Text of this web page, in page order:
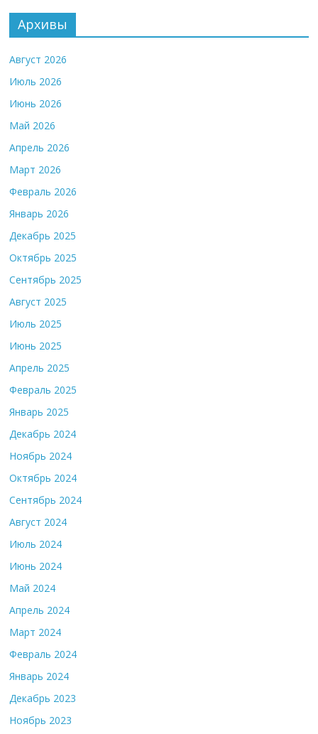
Архивы
Август 2026
Июль 2026
Июнь 2026
Май 2026
Апрель 2026
Март 2026
Февраль 2026
Январь 2026
Декабрь 2025
Октябрь 2025
Сентябрь 2025
Август 2025
Июль 2025
Июнь 2025
Апрель 2025
Февраль 2025
Январь 2025
Декабрь 2024
Ноябрь 2024
Октябрь 2024
Сентябрь 2024
Август 2024
Июль 2024
Июнь 2024
Май 2024
Апрель 2024
Март 2024
Февраль 2024
Январь 2024
Декабрь 2023
Ноябрь 2023